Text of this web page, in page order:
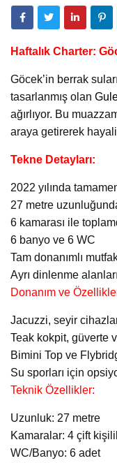
Haftalık Charter:
Göcek’in berrak
tasarlanmış olan
ağırlıyor. Bu
araya getirerek
Tekne Detayları:
2022 yılında
27 metre
6 kamarası ile
6 banyo ve 6 WC
Tam donanımlı
Ayrı dinlenme
Donanım ve
Jacuzzi, seyir
Teak kokpit, güverte
Bimini Top ve
Su sporları için
Teknik Özellikler:
Uzunluk: 27 metre
Kamaralar: 4 çift
WC/Banyo: 6 adet